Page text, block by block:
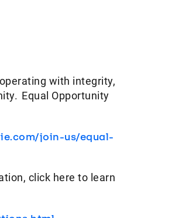
with integrity,
Equal Opportunity
join-us/equal-
click here to learn